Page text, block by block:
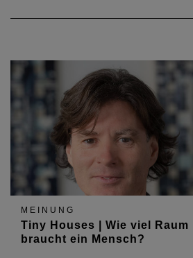
MEINUNG
Tiny Houses | Wie viel Raum
braucht ein Mensch?